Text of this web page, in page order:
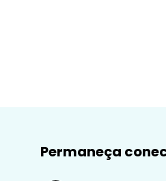
Permaneça